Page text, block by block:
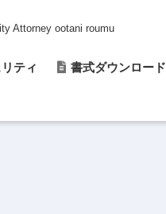
ティ 書式ダウンロード
Attorney ootani roumu